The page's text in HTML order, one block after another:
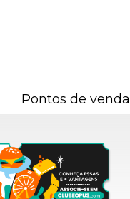
Pontos de venda